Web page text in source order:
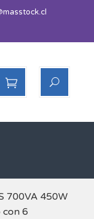
700VA 450W
con 6